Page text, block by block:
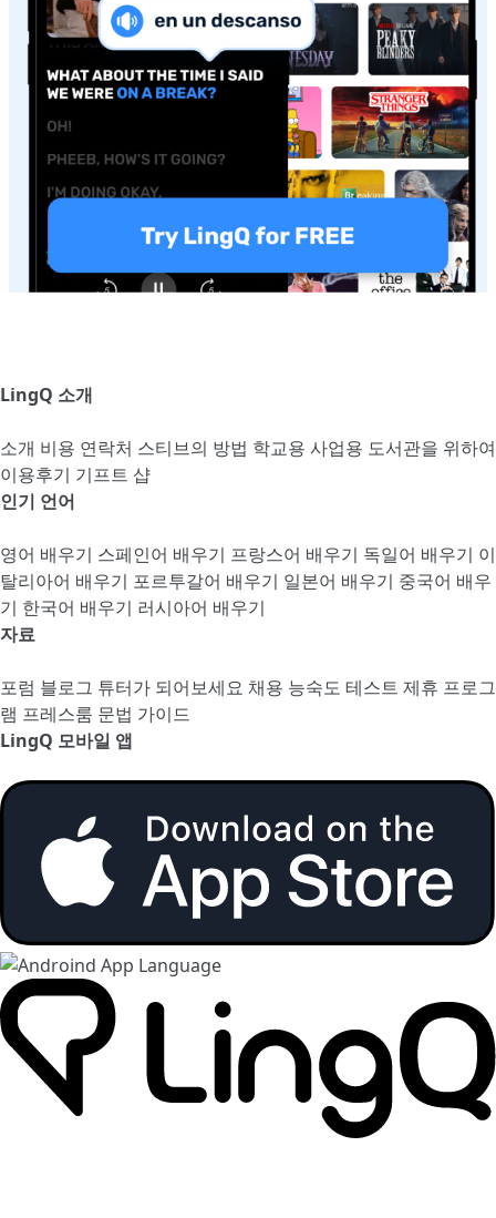
LingQ 소개
소개 비용 연락처 스티브의 방법 학교용 사업용 도서관을 위하여
이용후기 기프트 샵
인기 언어
영어 배우기 스페인어 배우기 프랑스어 배우기 독일어 배우기 이
탈리아어 배우기 포르투갈어 배우기 일본어 배우기 중국어 배우
기 한국어 배우기 러시아어 배우기
자료
포럼 블로그 튜터가 되어보세요 채용 능숙도 테스트 제휴 프로그
램 프레스룸 문법 가이드
LingQ 모바일 앱